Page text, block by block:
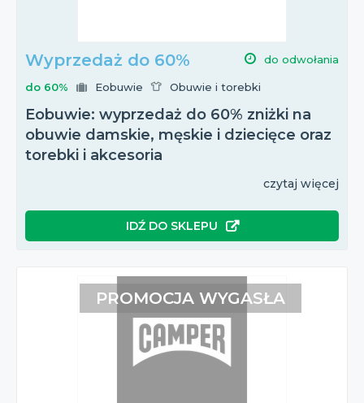
Wyprzedaż do 60% do odwołania
do 60% Eobuwie Obuwie i torebki
Eobuwie: wyprzedaż do 60% zniżki na
obuwie damskie, męskie i dziecięce oraz
torebki i akcesoria
czytaj więcej
IDŹ DO SKLEPU
PROMOCJA WYGASŁA